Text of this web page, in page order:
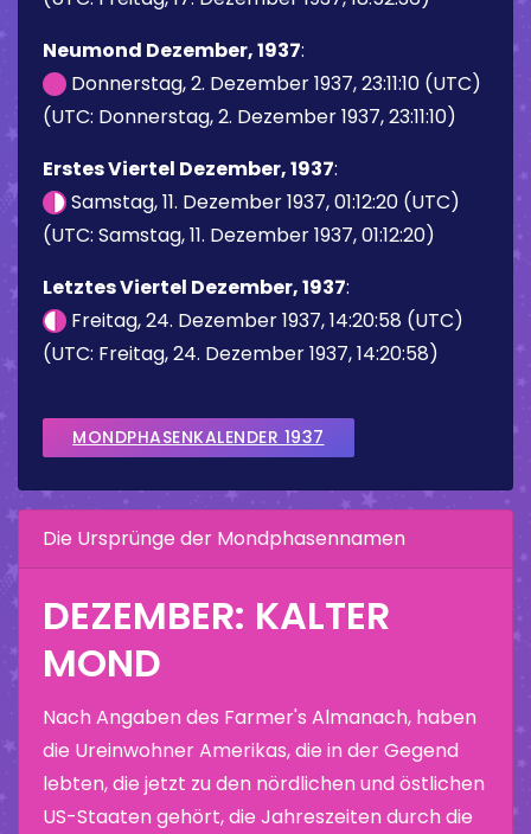
Neumond Dezember, 1937:
Donnerstag, 2. Dezember 1937, 23:11:10 (UTC)
(UTC: Donnerstag, 2. Dezember 1937, 23:11:10)
Erstes Viertel Dezember, 1937:
Samstag, 11. Dezember 1937, 01:12:20 (UTC)
(UTC: Samstag, 11. Dezember 1937, 01:12:20)
Letztes Viertel Dezember, 1937:
Freitag, 24. Dezember 1937, 14:20:58 (UTC)
(UTC: Freitag, 24. Dezember 1937, 14:20:58)
MONDPHASENKALENDER 1937
Die Ursprünge der Mondphasennamen
DEZEMBER: KALTER
MOND
Nach Angaben des Farmer's Almanach, haben
die Ureinwohner Amerikas, die in der Gegend
lebten, die jetzt zu den nördlichen und östlichen
US-Staaten gehört, die Jahreszeiten durch die